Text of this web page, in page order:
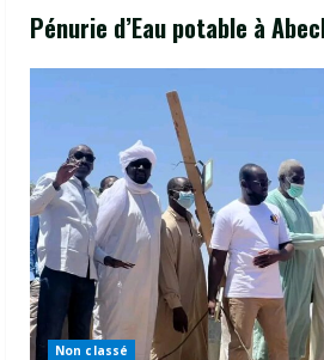
Pénurie d’Eau potable à
Non classé